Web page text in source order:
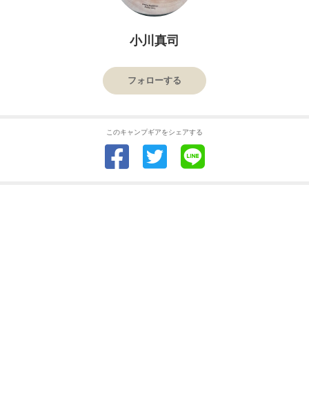
小川真司
フォローする
このキャンプギアをシェアする